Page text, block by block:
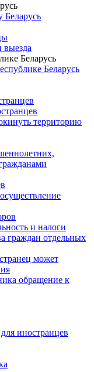
Беларусь
выезда
Беларусь
Беларусь
территорию
и налоги
граждан отдельных
может
обращение к
иностранцев